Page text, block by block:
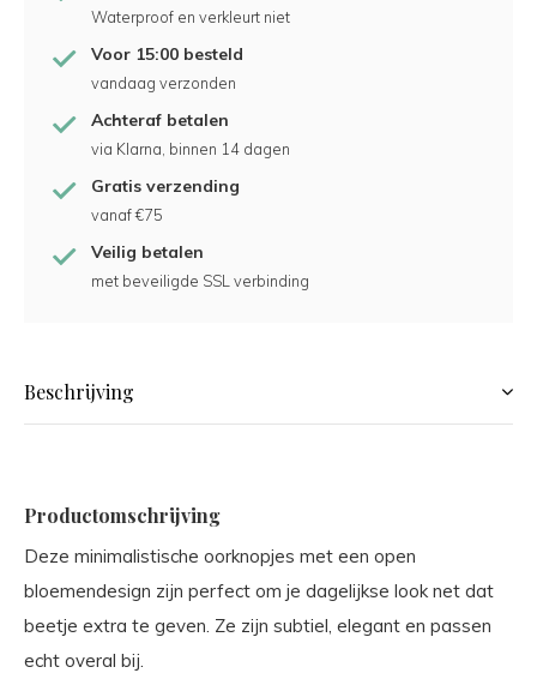
Waterproof en verkleurt niet
Voor 15:00 besteld
vandaag verzonden
Achteraf betalen
via Klarna, binnen 14 dagen
Gratis verzending
vanaf €75
Veilig betalen
met beveiligde SSL verbinding
Beschrijving
Productomschrijving
Deze minimalistische oorknopjes met een open
bloemendesign zijn perfect om je dagelijkse look net dat
beetje extra te geven. Ze zijn subtiel, elegant en passen
echt overal bij.